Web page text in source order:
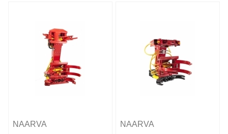
NAARVA
NAARVA